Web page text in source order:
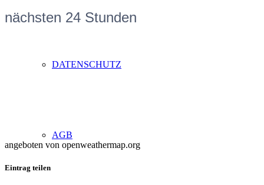
DATENSCHUTZ
AGB
nächsten 24 Stunden
angeboten von openweathermap.org
Eintrag teilen